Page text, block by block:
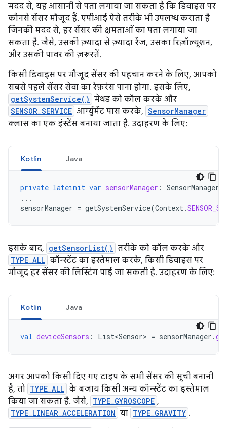
मदद से, यह आसानी से पता लगाया जा सकता है कि डिवाइस पर
कौनसे सेंसर मौजूद हैं. एपीआई ऐसे तरीके भी उपलब्ध कराता है
जिनकी मदद से, हर सेंसर की क्षमताओं का पता लगाया जा
सकता है. जैसे, उसकी ज़्यादा से ज़्यादा रेंज, उसका रिज़ॉल्यूशन,
और उसकी पावर की ज़रूरतें.
किसी डिवाइस पर मौजूद सेंसर की पहचान करने के लिए, आपको
सबसे पहले सेंसर सेवा का रेफ़रंस पाना होगा. इसके लिए,
getSystemService() मेथड को कॉल करके और
SENSOR_SERVICE आर्ग्युमेंट पास करके, SensorManager
क्लास का एक इंस्टेंस बनाया जाता है. उदाहरण के लिए:
Kotlin Java
private lateinit var sensorManager : SensorManager
...
sensorManager = getSystemService(Context.
इसके बाद, getSensorList() तरीके को कॉल करके और
TYPE_ALL कॉन्स्टेंट का इस्तेमाल करके, किसी डिवाइस पर
मौजूद हर सेंसर की लिस्टिंग पाई जा सकती है. उदाहरण के लिए:
Kotlin Java
val deviceSensors : List<Sensor> = sensorManager .
अगर आपको किसी दिए गए टाइप के सभी सेंसर की सूची बनानी
है, तो TYPE_ALL के बजाय किसी अन्य कॉन्स्टेंट का इस्तेमाल
किया जा सकता है. जैसे, TYPE_GYROSCOPE ,
TYPE_LINEAR_ACCELERATION या TYPE_GRAVITY .